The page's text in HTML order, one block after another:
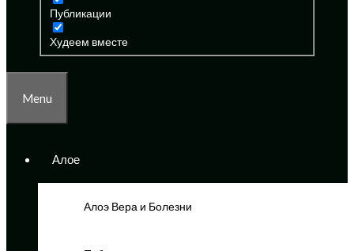
Публикации
Худеем вместе
Menu
Алое
Алоэ Вера и Болезни